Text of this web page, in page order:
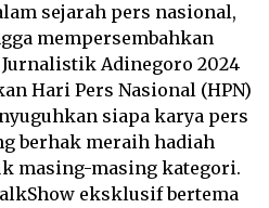
sejarah pers nasional,
mempersembahkan
Adinegoro 2024
Hari Pers Nasional (HPN)
siapa karya pers
berhak meraih hadiah
masing-masing kategori.
eksklusif bertema